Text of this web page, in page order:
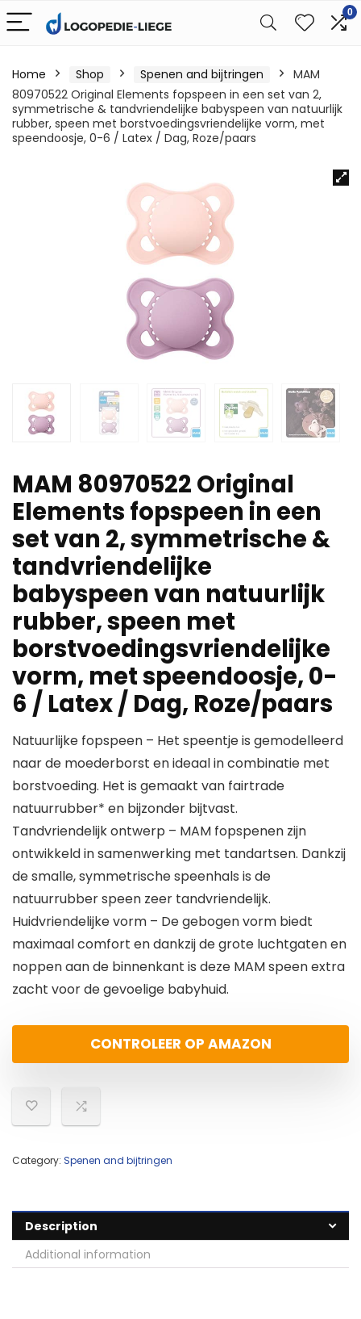
0
Home Shop Spenen and bijtringen
MAM
80970522 Original Elements fopspeen in een set van 2,
symmetrische & tandvriendelijke babyspeen van natuurlijk
rubber, speen met borstvoedingsvriendelijke vorm, met
speendoosje, 0-6 / Latex / Dag, Roze/paars
MAM 80970522 Original
Elements fopspeen in een
set van 2, symmetrische &
tandvriendelijke
babyspeen van natuurlijk
rubber, speen met
borstvoedingsvriendelijke
vorm, met speendoosje, 0-
6 / Latex / Dag, Roze/paars
Natuurlijke fopspeen – Het speentje is gemodelleerd
naar de moederborst en ideaal in combinatie met
borstvoeding. Het is gemaakt van fairtrade
natuurrubber* en bijzonder bijtvast.
Tandvriendelijk ontwerp – MAM fopspenen zijn
ontwikkeld in samenwerking met tandartsen. Dankzij
de smalle, symmetrische speenhals is de
natuurrubber speen zeer tandvriendelijk.
Huidvriendelijke vorm – De gebogen vorm biedt
maximaal comfort en dankzij de grote luchtgaten en
noppen aan de binnenkant is deze MAM speen extra
zacht voor de gevoelige babyhuid.
CONTROLEER OP AMAZON
Category: Spenen and bijtringen
Description
Additional information